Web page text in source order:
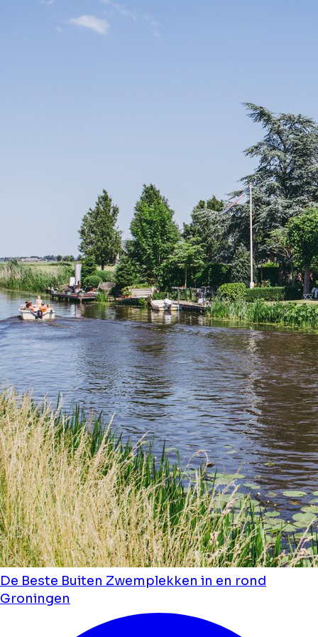
De Beste Buiten Zwemplekken in en rond
Groningen